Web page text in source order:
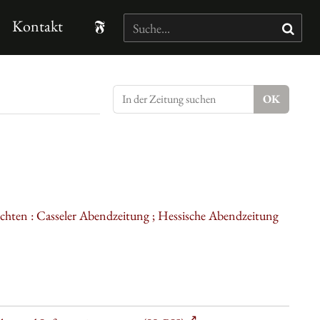
Kontakt
: Casseler Abendzeitung ; Hessische Abendzeitung